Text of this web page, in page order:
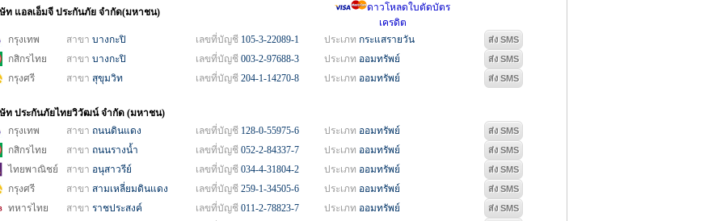
ท แอลเอ็มจี ประกันภัย จำกัด(มหาชน)
ดาวโหลดใบตัดบัตร
เครดิต
กรุงเทพ
สาขา บางกะปิ เลขที่บัญชี 105-3-22089-1 ประเภท กระแสรายวัน
กสิกรไทย
สาขา บางกะปิ เลขที่บัญชี 003-2-97688-3 ประเภท ออมทรัพย์
กรุงศรี
สาขา สุขุมวิท เลขที่บัญชี 204-1-14270-8 ประเภท ออมทรัพย์
ท ประกันภัยไทยวิวัฒน์ จำกัด (มหาชน)
กรุงเทพ
สาขา ถนนดินแดง เลขที่บัญชี 128-0-55975-6 ประเภท ออมทรัพย์
กสิกรไทย
สาขา ถนนรางน้ำ เลขที่บัญชี 052-2-84337-7 ประเภท ออมทรัพย์
ไทยพาณิชย์
สาขา อนุสาวรีย์ เลขที่บัญชี 034-4-31804-2 ประเภท ออมทรัพย์
กรุงศรี
สาขา สามเหลี่ยมดินแดง เลขที่บัญชี 259-1-34505-6 ประเภท ออมทรัพย์
ทหารไทย
สาขา ราชประสงค์ เลขที่บัญชี 011-2-78823-7 ประเภท ออมทรัพย์